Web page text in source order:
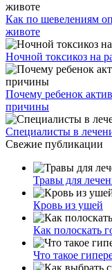
Как по шевелениям
животе
Ночной токсикоз на
Почему ребенок
причины
Специалисты в
Свежие публикации
Травы для
Кровь из ушей
Как полоскать
Что такое